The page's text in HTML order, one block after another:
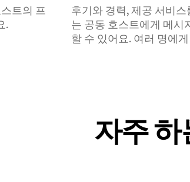
트⁠의 프
⁠.
후기와 경력, 제공 서비
는 공동 호스트에게 메시
할 수 있어요. 여러 명에
자주